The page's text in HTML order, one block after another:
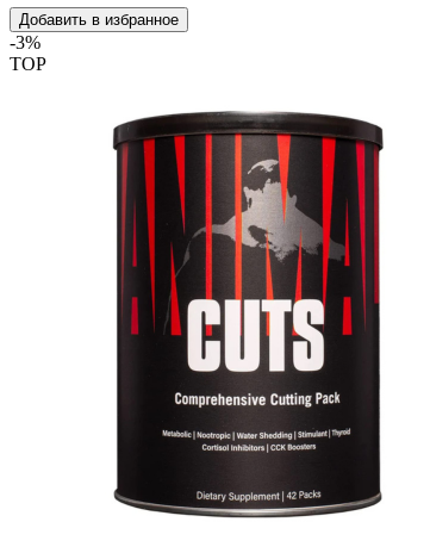
Добавить в избранное
-3%
TOP